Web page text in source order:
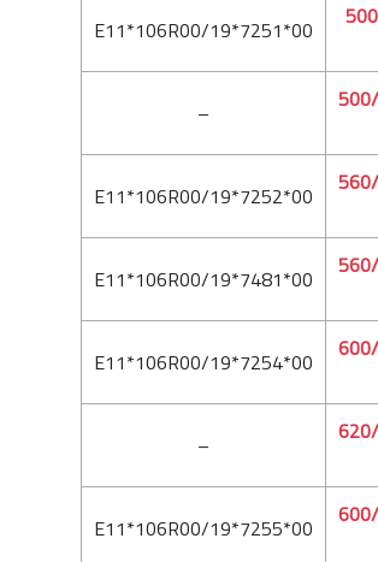
E11*106R00/19*7251*00
–
E11*106R00/19*7252*00
E11*106R00/19*7481*00
E11*106R00/19*7254*00
–
E11*106R00/19*7255*00